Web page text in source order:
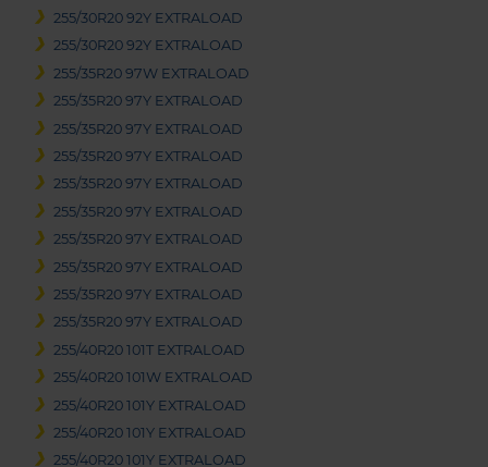
255/30R20 92Y EXTRALOAD
255/30R20 92Y EXTRALOAD
255/35R20 97W EXTRALOAD
255/35R20 97Y EXTRALOAD
255/35R20 97Y EXTRALOAD
255/35R20 97Y EXTRALOAD
255/35R20 97Y EXTRALOAD
255/35R20 97Y EXTRALOAD
255/35R20 97Y EXTRALOAD
255/35R20 97Y EXTRALOAD
255/35R20 97Y EXTRALOAD
255/35R20 97Y EXTRALOAD
255/40R20 101T EXTRALOAD
255/40R20 101W EXTRALOAD
255/40R20 101Y EXTRALOAD
255/40R20 101Y EXTRALOAD
255/40R20 101Y EXTRALOAD